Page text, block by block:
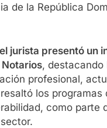
de la República
el jurista presentó un
, destacando
profesional,
los
como parte